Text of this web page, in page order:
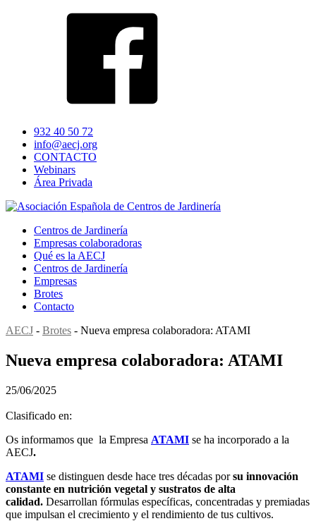
932 40 50 72
info@aecj.org
CONTACTO
Webinars
Área Privada
Centros de Jardinería
Empresas colaboradoras
Qué es la AECJ
Centros de Jardinería
Empresas
Brotes
Contacto
AECJ - Brotes - Nueva empresa colaboradora: ATAMI
Nueva empresa colaboradora: ATAMI
25/06/2025
Clasificado en:
Os informamos que la Empresa ATAMI se ha incorporado a la
AECJ.
ATAMI se distinguen desde hace tres décadas porsu innovación
constante en nutrición vegetal y sustratos de alta
calidad. Desarrollan fórmulas específicas, concentradas y premiadas
que impulsan el crecimiento y el rendimiento de tus cultivos.